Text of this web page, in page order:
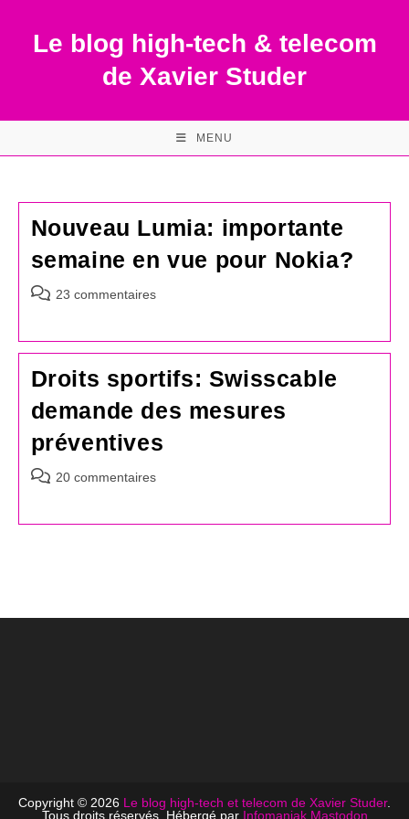
contentLe blog high-tech & telecom
de Xavier Studer
MENU
Nouveau Lumia: importante
semaine en vue pour Nokia?
Commentaires
publication :
23 commentaires
Droits sportifs: Swisscable
demande des mesures
préventives
Commentaires
20 commentaires
Copyright © 2026 Le blog high-tech et telecom de Xavier Studer.
Tous droits réservés. Hébergé par Infomaniak Mastodon